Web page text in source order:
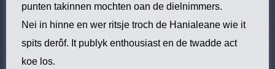
punten takinnen mochten oan de dielnimmers.
Nei in hinne en wer ritsje troch de Hanialeane wie it
spits derôf. It publyk enthousiast en de twadde act
koe los.